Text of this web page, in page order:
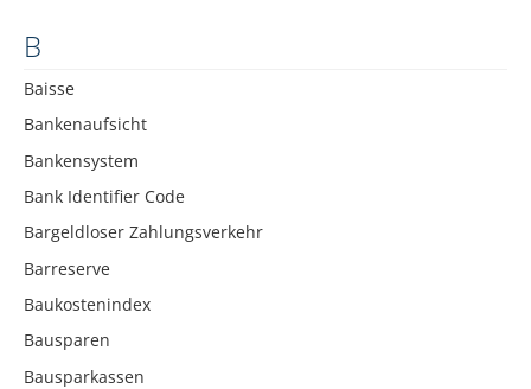
B
Baisse
Bankenaufsicht
Bankensystem
Bank Identifier Code
Bargeldloser Zahlungsverkehr
Barreserve
Baukostenindex
Bausparen
Bausparkassen